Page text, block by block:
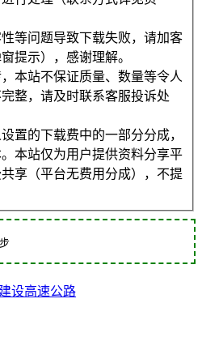
等问题导致下载失败，请加客
提示），感谢理解。
本站不保证质量、数量等令人
整，请及时联系客服投诉处
置的下载费中的一部分分成，
本站仅为用户提供资料分享平
享（平台无费用分成），不提
建设高速公路